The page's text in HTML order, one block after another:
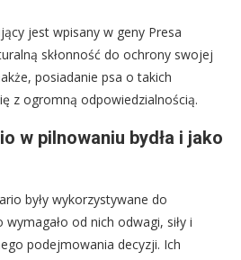
jest wpisany w geny Presa
skłonność do ochrony swojej
posiadanie psa o takich
z ogromną odpowiedzialnością.
w pilnowaniu bydła i jako
były wykorzystywane do
od nich odwagi, siły i
podejmowania decyzji. Ich